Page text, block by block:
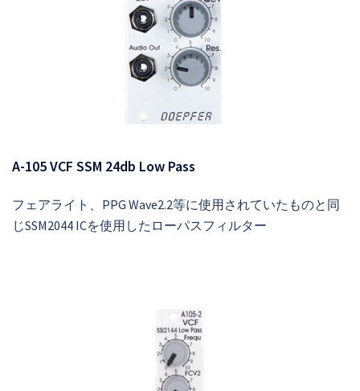
A-105 VCF SSM 24db Low Pass
フェアライト、PPG Wave2.2等に使用されていたものと同
じSSM2044 ICを使用したローパスフィルター